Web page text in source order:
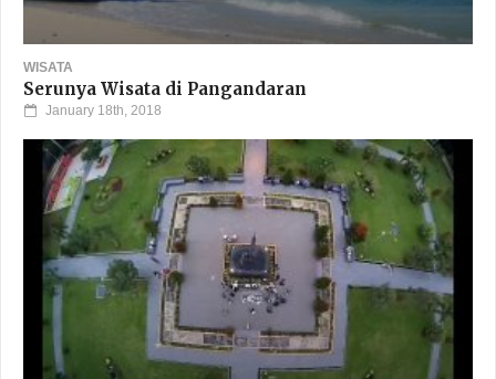
WISATA
Serunya Wisata di Pangandaran
January 18th, 2018